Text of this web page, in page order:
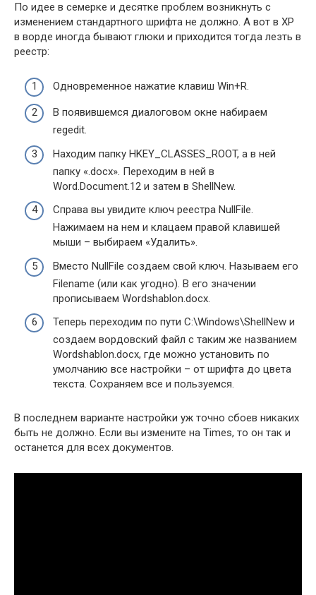
По идее в семерке и десятке проблем возникнуть с
изменением стандартного шрифта не должно. А вот в XP
в ворде иногда бывают глюки и приходится тогда лезть в
реестр:
Одновременное нажатие клавиш Win+R.
В появившемся диалоговом окне набираем
regedit.
Находим папку HKEY_CLASSES_ROOT, а в ней
папку «.docx». Переходим в ней в
Word.Document.12 и затем в ShellNew.
Справа вы увидите ключ реестра NullFile.
Нажимаем на нем и клацаем правой клавишей
мыши – выбираем «Удалить».
Вместо NullFile создаем свой ключ. Называем его
Filename (или как угодно). В его значении
прописываем Wordshablon.docx.
Теперь переходим по пути C:\Windows\ShellNew и
создаем вордовский файл с таким же названием
Wordshablon.docx, где можно установить по
умолчанию все настройки – от шрифта до цвета
текста. Сохраняем все и пользуемся.
В последнем варианте настройки уж точно сбоев никаких
быть не должно. Если вы измените на Times, то он так и
останется для всех документов.